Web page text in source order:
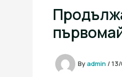
Byadmin /